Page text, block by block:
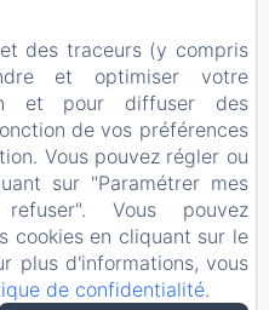
légales
les cookies
des traceurs (y compris
et optimiser votre
et pour diffuser des
de vos préférences
Vous pouvez régler ou
sur "Paramétrer mes
Vous pouvez
cookies en cliquant sur le
plus d'informations, vous
de confidentialité.